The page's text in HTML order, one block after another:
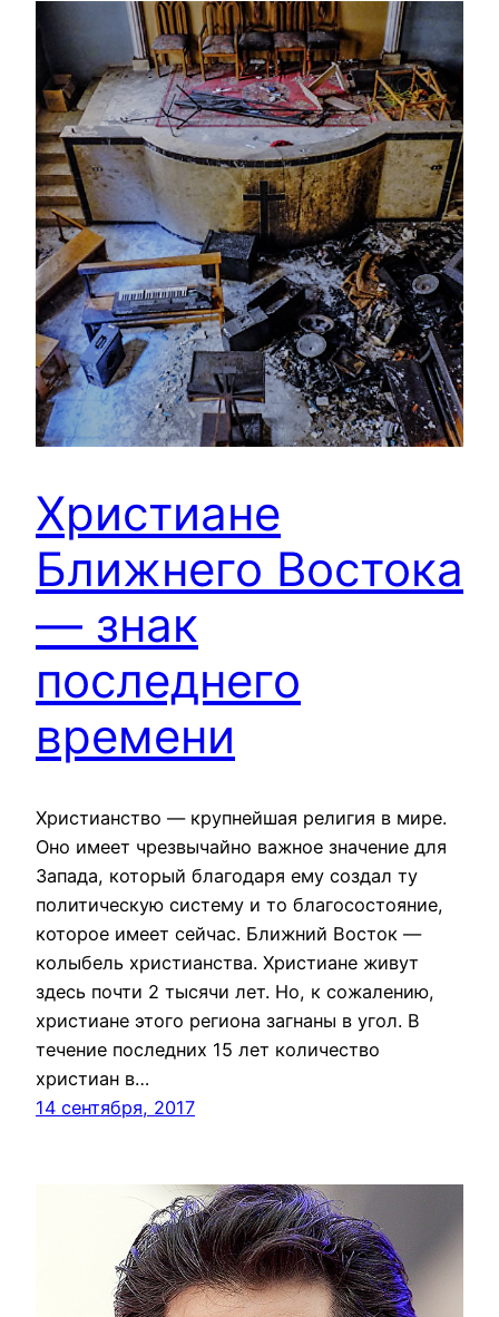
Христиане
Ближнего Востока
— знак
последнего
времени
Христианство — крупнейшая религия в мире.
Оно имеет чрезвычайно важное значение для
Запада, который благодаря ему создал ту
политическую систему и то благосостояние,
которое имеет сейчас. Ближний Восток —
колыбель христианства. Христиане живут
здесь почти 2 тысячи лет. Но, к сожалению,
христиане этого региона загнаны в угол. В
течение последних 15 лет количество
христиан в…
14 сентября, 2017